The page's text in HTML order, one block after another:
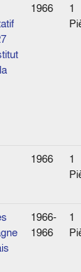
1966
1
1966
1
1966-
1966
1